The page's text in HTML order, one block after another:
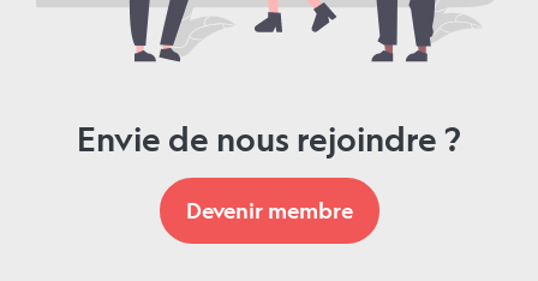
Envie de nous rejoindre ?
Devenir membre